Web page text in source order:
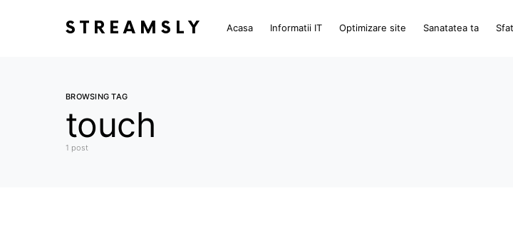
STREAMSLY Acasa Informatii IT Optimizare site Sanatatea ta
BROWSING TAG
touch
1 post